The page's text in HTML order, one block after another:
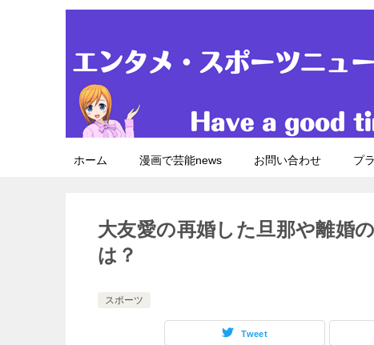
ホーム 漫画で芸能news お問い合わせ プ
大友愛の再婚した旦那や離婚
は？
スポーツ
Tweet